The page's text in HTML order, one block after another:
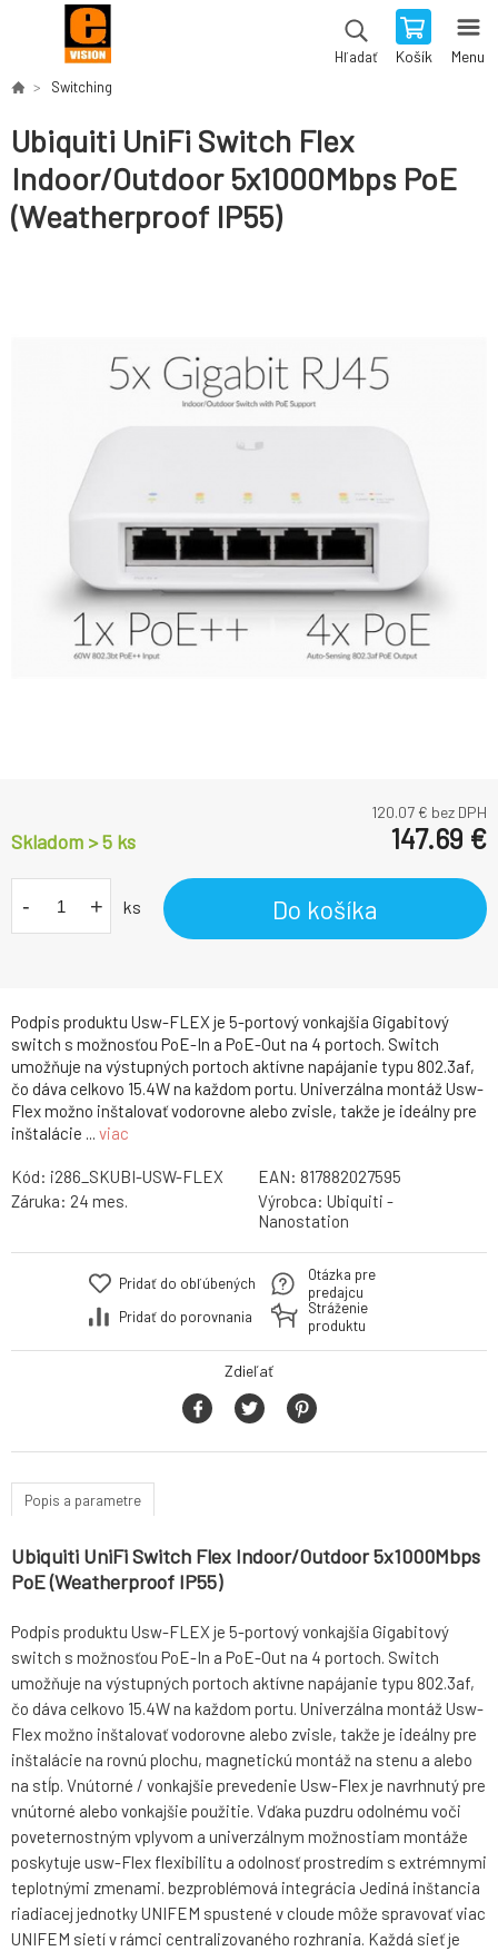
Hľadať Košík Menu
Switching
Ubiquiti UniFi Switch Flex
Indoor/Outdoor 5x1000Mbps PoE
(Weatherproof IP55)
Podpis produktu Usw-FLEX je 5-portový vonkajšia Gigabitový
switch s možnosťou PoE-In a PoE-Out na 4 portoch. Switch
umožňuje na výstupných portoch aktívne napájanie typu 802.3af,
čo dáva celkovo 15.4W na každom portu. Univerzálna montáž Usw-
Flex možno inštalovať vodorovne alebo zvisle, takže je ideálny pre
inštalácie ... viac
120.07 € bez DPH
Skladom > 5 ks 147.69 €
- + ks Do košíka
Kód: i286_SKUBI-USW-FLEX EAN: 817882027595
Záruka: 24 mes. Výrobca: Ubiquiti -
Nanostation
Pridať do obľúbených
Pridať do porovnania
Otázka pre
predajcu
Stráženie
produktu
Zdieľať
Popis a parametre
Ubiquiti UniFi Switch Flex Indoor/Outdoor 5x1000Mbps
PoE (Weatherproof IP55)
Podpis produktu Usw-FLEX je 5-portový vonkajšia Gigabitový
switch s možnosťou PoE-In a PoE-Out na 4 portoch. Switch
umožňuje na výstupných portoch aktívne napájanie typu 802.3af,
čo dáva celkovo 15.4W na každom portu. Univerzálna montáž Usw-
Flex možno inštalovať vodorovne alebo zvisle, takže je ideálny pre
inštalácie na rovnú plochu, magnetickú montáž na stenu a alebo
na stĺp. Vnútorné / vonkajšie prevedenie Usw-Flex je navrhnutý pre
vnútorné alebo vonkajšie použitie. Vďaka puzdru odolnému voči
poveternostným vplyvom a univerzálnym možnostiam montáže
poskytuje usw-Flex flexibilitu a odolnosť prostredím s extrémnymi
teplotnými zmenami. bezproblémová integrácia Jediná inštancia
riadiacej jednotky UNIFEM spustené v cloude môže spravovať viac
UNIFEM sietí v rámci centralizovaného rozhrania. Každá sieť je